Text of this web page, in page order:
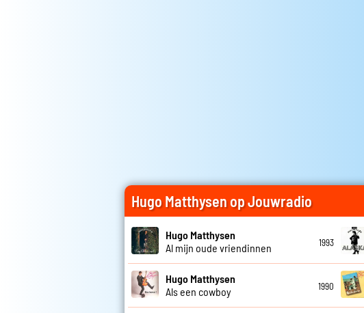
Hugo Matthysen op Jouwradio
Hugo Matthysen
Al mijn oude vriendinnen
1993
Hugo Matthysen
Als een cowboy
1990